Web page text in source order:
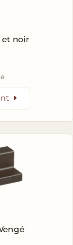
et noir